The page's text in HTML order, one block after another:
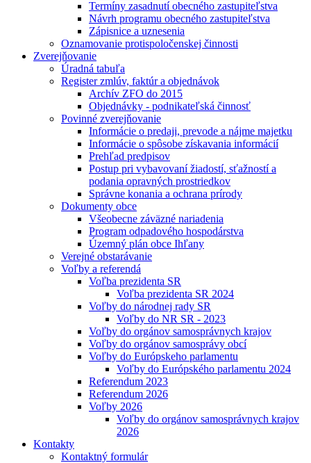
Termíny zasadnutí obecného zastupiteľstva
Návrh programu obecného zastupiteľstva
Zápisnice a uznesenia
Oznamovanie protispoločenskej činnosti
Zverejňovanie
Úradná tabuľa
Register zmlúv, faktúr a objednávok
Archív ZFO do 2015
Objednávky - podnikateľská činnosť
Povinné zverejňovanie
Informácie o predaji, prevode a nájme majetku
Informácie o spôsobe získavania informácií
Prehľad predpisov
Postup pri vybavovaní žiadostí, sťažností a
podania opravných prostriedkov
Správne konania a ochrana prírody
Dokumenty obce
Všeobecne záväzné nariadenia
Program odpadového hospodárstva
Územný plán obce Ihľany
Verejné obstarávanie
Voľby a referendá
Voľba prezidenta SR
Voľba prezidenta SR 2024
Voľby do národnej rady SR
Voľby do NR SR - 2023
Voľby do orgánov samosprávnych krajov
Voľby do orgánov samosprávy obcí
Voľby do Európskeho parlamentu
Voľby do Európského parlamentu 2024
Referendum 2023
Referendum 2026
Voľby 2026
Voľby do orgánov samosprávnych krajov
2026
Kontakty
Kontaktný formulár